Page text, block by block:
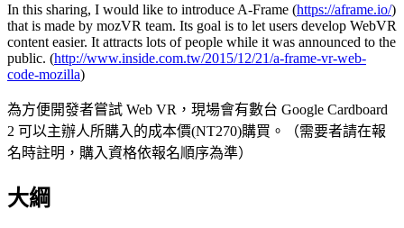
In this sharing, I would like to introduce A-Frame (https://aframe.io/)
that is made by mozVR team. Its goal is to let users develop WebVR
content easier. It attracts lots of people while it was announced to the
public. (http://www.inside.com.tw/2015/12/21/a-frame-vr-web-
code-mozilla)
為方便開發者嘗試 Web VR，現場會有數台 Google Cardboard
2 可以主辦人所購入的成本價(NT270)購買。（需要者請在報
名時註明，購入資格依報名順序為準）
大綱